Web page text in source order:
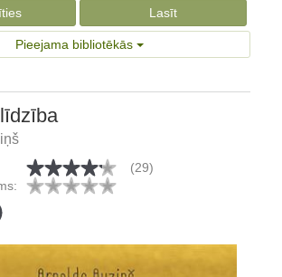
Lasīt
Pieejama bibliotēkās
(29)